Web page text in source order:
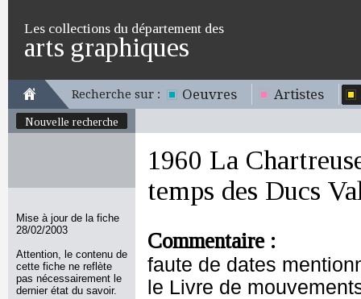
Les collections du département des
arts graphiques
Recherche sur : Oeuvres Artistes
Nouvelle recherche
Mise à jour de la fiche
28/02/2003
Attention, le contenu de
cette fiche ne reflète
pas nécessairement le
dernier état du savoir.
1960 La
temps des Ducs
Commentaire :
faute de dates
le Livre de